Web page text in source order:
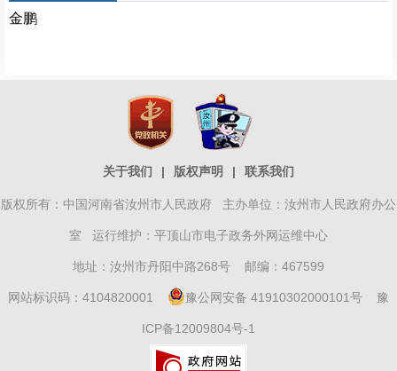
金鹏
关于我们 | 版权声明 | 联系我们
版权所有：中国河南省汝州市人民政府 主办单位：汝州市人民政府办公
室 运行维护：平顶山市电子政务外网运维中心
地址：汝州市丹阳中路268号 邮编：467599
网站标识码：4104820001 豫公网安备 41910302000101号 豫
ICP备12009804号-1